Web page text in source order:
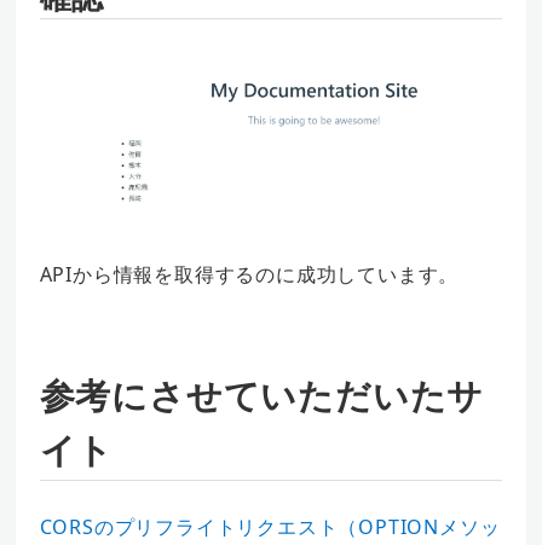
APIから情報を取得するのに成功しています。
参考にさせていただいたサ
イト
CORSのプリフライトリクエスト（OPTIONメソッ